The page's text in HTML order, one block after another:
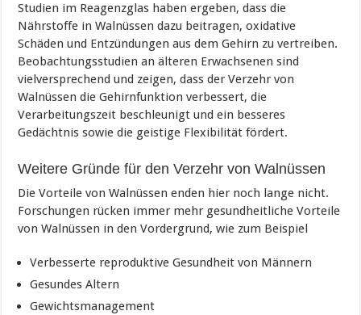
Studien im Reagenzglas haben ergeben, dass die
Nährstoffe in Walnüssen dazu beitragen, oxidative
Schäden und Entzündungen aus dem Gehirn zu vertreiben.
Beobachtungsstudien an älteren Erwachsenen sind
vielversprechend und zeigen, dass der Verzehr von
Walnüssen die Gehirnfunktion verbessert, die
Verarbeitungszeit beschleunigt und ein besseres
Gedächtnis sowie die geistige Flexibilität fördert.
Weitere Gründe für den Verzehr von Walnüssen
Die Vorteile von Walnüssen enden hier noch lange nicht.
Forschungen rücken immer mehr gesundheitliche Vorteile
von Walnüssen in den Vordergrund, wie zum Beispiel
Verbesserte reproduktive Gesundheit von Männern
Gesundes Altern
Gewichtsmanagement